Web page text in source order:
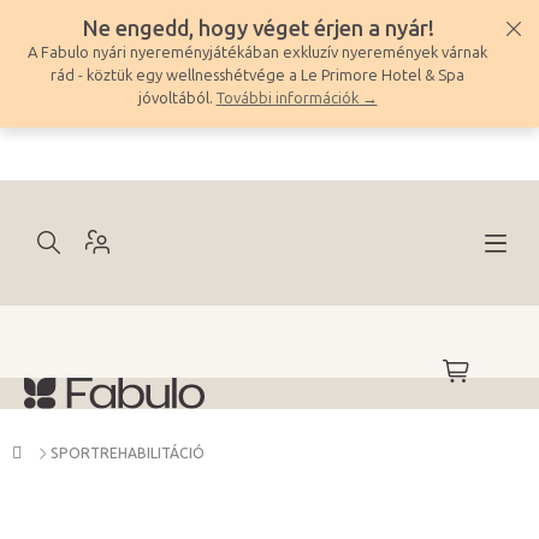
tartalomhoz
Ne engedd, hogy véget érjen a nyár!
A Fabulo nyári nyereményjátékában exkluzív nyeremények várnak
rád - köztük egy wellnesshétvége a Le Primore Hotel & Spa
jóvoltából. További információk →
KOSÁR
Kezdőlap
SPORTREHABILITÁCIÓ